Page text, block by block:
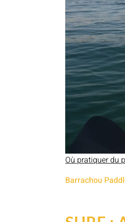
Où pratiquer du
Barrachou